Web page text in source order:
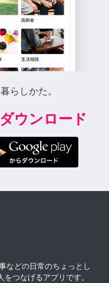
らしかた。
ウンロード
などの日常のちょっとし
つなげるアプリです。